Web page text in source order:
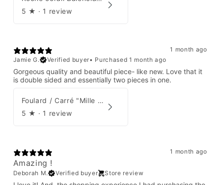
5 ★ · 1 review
1 month ago
Jamie G.
Verified buyer• Purchased 1 month ago
Gorgeous quality and beautiful piece- like new. Love that it
is double sided and essentially two pieces in one.
Foulard / Carré "Mille Feuilles de Soie" Hermès par Natsuno Hidaka
5 ★ · 1 review
1 month ago
Amazing !
Deborah M. Verified buyer Store review